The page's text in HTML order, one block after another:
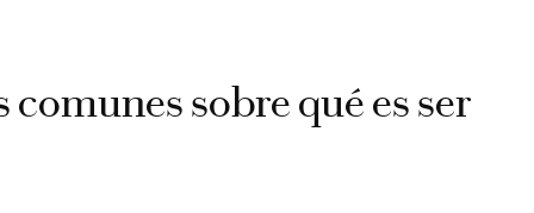
comunes sobre qué es ser